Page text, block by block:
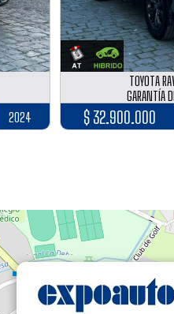
2024
TOYOTA
GARANTÍA
$ 32.900.000